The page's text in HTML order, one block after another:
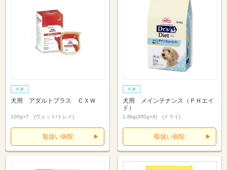
犬用 アダルトプラス ＣＸＷ
100g×7 (ウェット/トレイ)
取扱い病院
犬用 メインテナンス（ＰＨエイ
ド）
1.8kg(300g×6) (ドライ)
取扱い病院